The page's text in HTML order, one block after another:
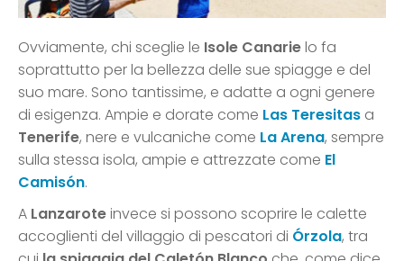
Ovviamente, chi sceglie le Isole Canarielo fa
soprattutto per la bellezza delle sue spiagge e del
suo mare. Sono tantissime, e adatte a ogni genere
di esigenza. Ampie e dorate come Las Teresitas a
Tenerife, nere e vulcaniche come La Arena, sempre
sulla stessa isola, ampie e attrezzate come El
Camisón.
A Lanzaroteinvece si possono scoprire le calette
accoglienti del villaggio di pescatori di Órzola, tra